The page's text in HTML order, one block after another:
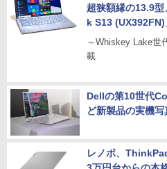
超狭額縁の13.9
k S13 (UX392FN)
～Whiskey Lake世
載
Dellの第10世代
ど新製品の実機写
レノボ、